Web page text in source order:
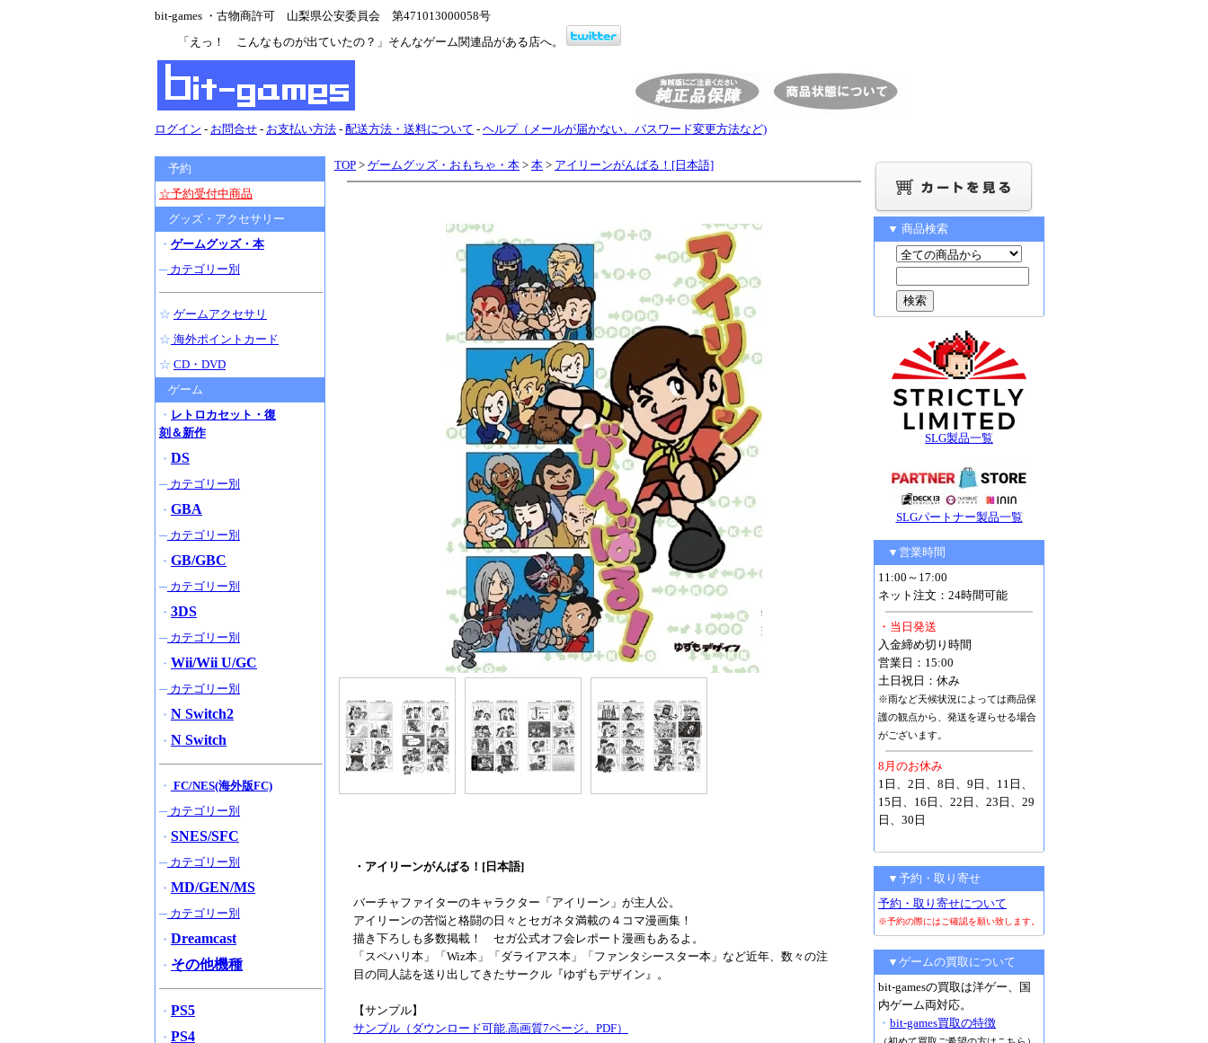
bit-games ・古物商許可 山梨県公安委員会 第471013000058号
「えっ！ こんなものが出ていたの？」そんなゲーム関連品がある店へ。
ログイン - お問合せ - お支払い方法 - 配送方法・送料について - ヘルプ（メールが届かない、パスワード変更方法など)
TOP > ゲームグッズ・おもちゃ・本 > 本 > アイリーンがんばる！[日本語]
・アイリーンがんばる！[日本語]
バーチャファイターのキャラクター「アイリーン」が主人公。
アイリーンの苦悩と格闘の日々とセガネタ満載の４コマ漫画集！
描き下ろしも多数掲載！ セガ公式オフ会レポート漫画もあるよ。
「スペハリ本」「Wiz本」「ダライアス本」「ファンタシースター本」など近年、数々の注
目の同人誌を送り出してきたサークル『ゆずもデザイン』。
【サンプル】
サンプル（ダウンロード可能.高画質7ページ。PDF）
予約
☆予約受付中商品
グッズ・アクセサリー
・ ゲームグッズ・本
─カテゴリー別
☆ ゲームアクセサリ
☆ 海外ポイントカード
☆ CD・DVD
ゲーム
・ レトロカセット・復
刻＆新作
・ DS
─カテゴリー別
・ GBA
─カテゴリー別
・ GB/GBC
─カテゴリー別
・ 3DS
─カテゴリー別
・ Wii/Wii U/GC
─カテゴリー別
・ N Switch2
・ N Switch
・ FC/NES(海外版FC)
─カテゴリー別
・ SNES/SFC
─カテゴリー別
・ MD/GEN/MS
─カテゴリー別
・ Dreamcast
・ その他機種
・ PS5
・ PS4
▼ 商品検索
SLG製品一覧
SLGパートナー製品一覧
▼営業時間
11:00～17:00
ネット注文：24時間可能
・当日発送
入金締め切り時間
営業日：15:00
土日祝日：休み
※雨など天候状況によっては商品保
護の観点から、発送を遅らせる場合
がございます。
8月のお休み
1日、2日、8日、9日、11日、
15日、16日、22日、23日、29
日、30日
▼予約・取り寄せ
予約・取り寄せについて
※予約の際にはご確認を願い致します。
▼ゲームの買取について
bit-gamesの買取は洋ゲー、国
内ゲーム両対応。
・ bit-games買取の特徴